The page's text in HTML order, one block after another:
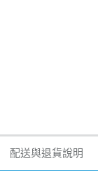
配送與退貨說明